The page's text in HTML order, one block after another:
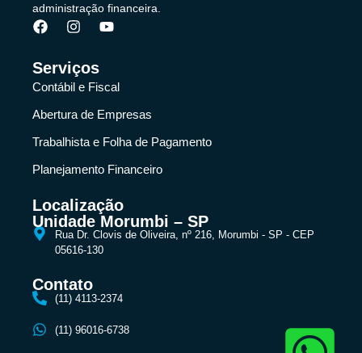
administração financeira.
Serviços
Contábil e Fiscal
Abertura de Empresas
Trabalhista e Folha de Pagamento
Planejamento Financeiro
Localização
Unidade Morumbi – SP
Rua Dr. Clovis de Oliveira, nº 216, Morumbi - SP - CEP
05616-130
Contato
(11) 4113-2374
(11) 96016-6738